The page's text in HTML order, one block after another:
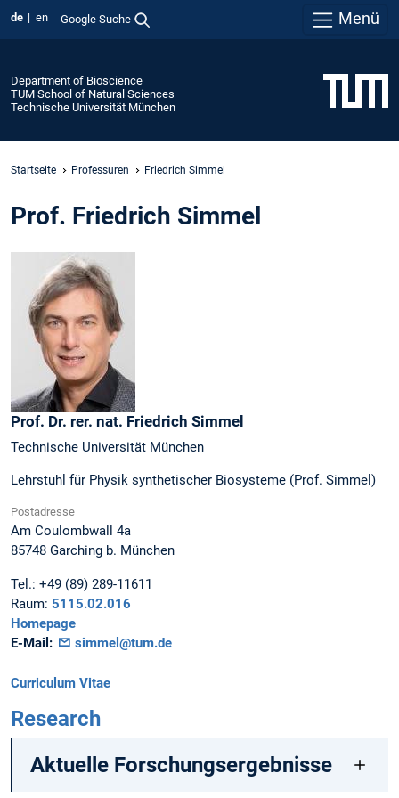
de en Google Suche Menü
Department of Bioscience
TUM School of Natural Sciences
Technische Universität München
Startseite Professuren Friedrich Simmel
Prof. Friedrich Simmel
Prof. Dr. rer. nat. Friedrich Simmel
Technische Universität München
Lehrstuhl für Physik synthetischer Biosysteme (Prof. Simmel)
Postadresse
Am Coulombwall 4a
85748 Garching b. München
Tel.: +49 (89) 289-11611
Raum: 5115.02.016
Homepage
E-Mail:
simmel@tum.de
Curriculum Vitae
Research
Aktuelle Forschungsergebnisse